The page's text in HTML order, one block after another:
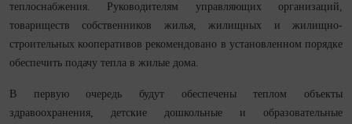
теплоснабжения. Руководителям управляющих организаций,
товариществ собственников жилья, жилищных и жилищно-
строительных кооперативов рекомендовано в установленном порядке
обеспечить подачу тепла в жилые дома.
В первую очередь будут обеспечены теплом объекты
здравоохранения, детские дошкольные и образовательные